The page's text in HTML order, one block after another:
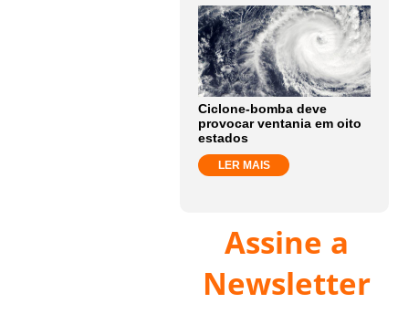
Ciclone-bomba deve
provocar ventania em oito
estados
LER MAIS
Assine a
Newsletter